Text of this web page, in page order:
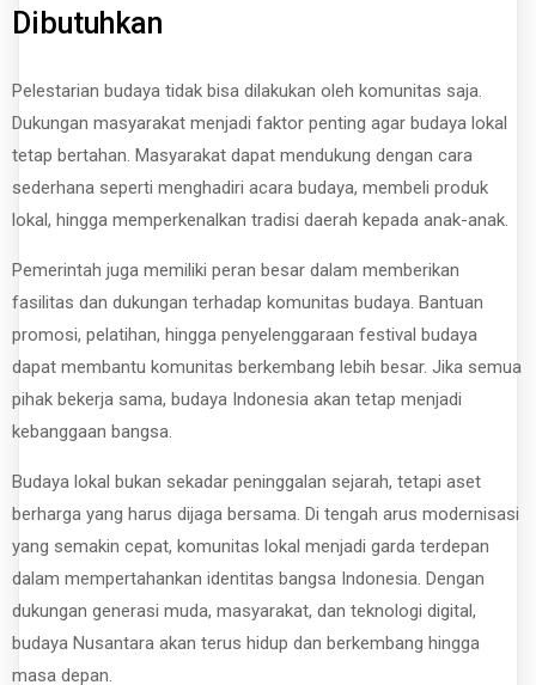
Dibutuhkan
Pelestarian budaya tidak bisa dilakukan oleh komunitas saja.
Dukungan masyarakat menjadi faktor penting agar budaya lokal
tetap bertahan. Masyarakat dapat mendukung dengan cara
sederhana seperti menghadiri acara budaya, membeli produk
lokal, hingga memperkenalkan tradisi daerah kepada anak-anak.
Pemerintah juga memiliki peran besar dalam memberikan
fasilitas dan dukungan terhadap komunitas budaya. Bantuan
promosi, pelatihan, hingga penyelenggaraan festival budaya
dapat membantu komunitas berkembang lebih besar. Jika semua
pihak bekerja sama, budaya Indonesia akan tetap menjadi
kebanggaan bangsa.
Budaya lokal bukan sekadar peninggalan sejarah, tetapi aset
berharga yang harus dijaga bersama. Di tengah arus modernisasi
yang semakin cepat, komunitas lokal menjadi garda terdepan
dalam mempertahankan identitas bangsa Indonesia. Dengan
dukungan generasi muda, masyarakat, dan teknologi digital,
budaya Nusantara akan terus hidup dan berkembang hingga
masa depan.